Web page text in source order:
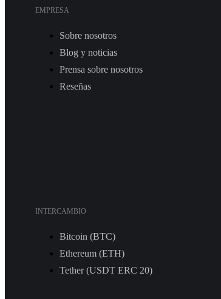
EMPRESA
Sobre nosotros
Blog y noticias
Prensa sobre nosotros
Reseñas
INTERCAMBIO
Bitcoin (BTC)
Ethereum (ETH)
Tether (USDT ERС 20)